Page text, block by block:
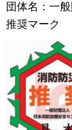
団体名：一
推奨マーク